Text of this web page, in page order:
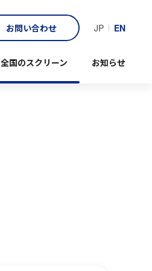
お問い合わせ JP EN
全国のスクリーン お知らせ